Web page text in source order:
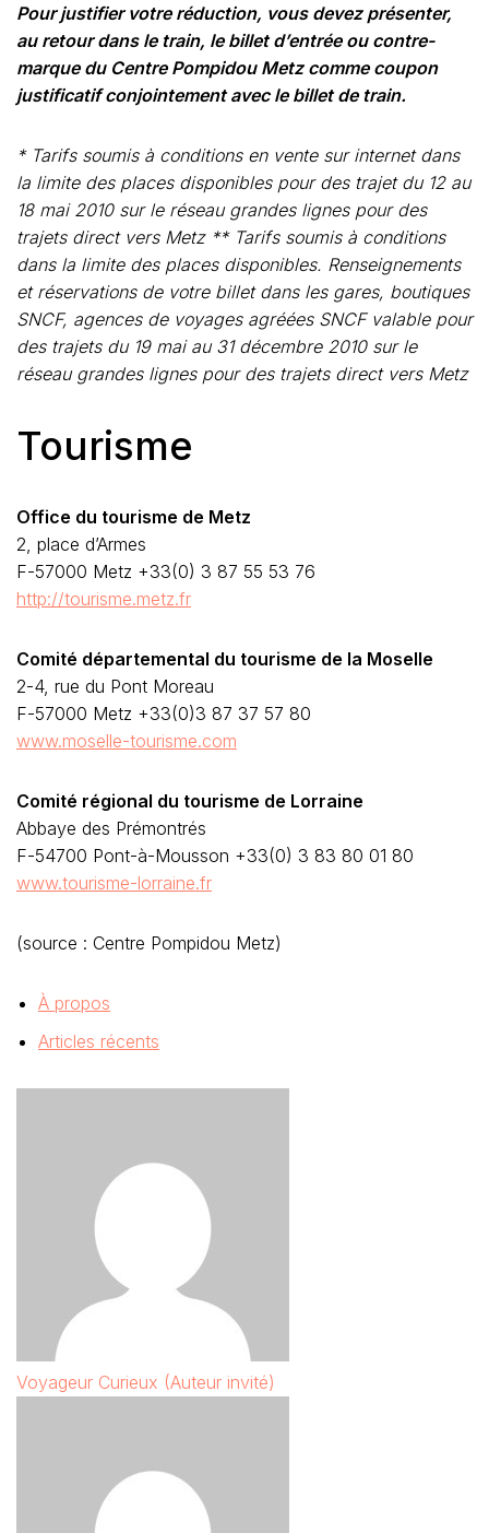
Pour justifier votre réduction, vous devez présenter,
au retour dans le train, le billet d’entrée ou contre-
marque du Centre Pompidou Metz comme coupon
justificatif conjointement avec le billet de train.
* Tarifs soumis à conditions en vente sur internet dans
la limite des places disponibles pour des trajet du 12 au
18 mai 2010 sur le réseau grandes lignes pour des
trajets direct vers Metz ** Tarifs soumis à conditions
dans la limite des places disponibles. Renseignements
et réservations de votre billet dans les gares, boutiques
SNCF, agences de voyages agréées SNCF valable pour
des trajets du 19 mai au 31 décembre 2010 sur le
réseau grandes lignes pour des trajets direct vers Metz
Tourisme
Office du tourisme de Metz
2, place d’Armes
F-57000 Metz +33(0) 3 87 55 53 76
http://tourisme.metz.fr
Comité départemental du tourisme de la Moselle
2-4, rue du Pont Moreau
F-57000 Metz +33(0)3 87 37 57 80
www.moselle-tourisme.com
Comité régional du tourisme de Lorraine
Abbaye des Prémontrés
F-54700 Pont-à-Mousson +33(0) 3 83 80 01 80
www.tourisme-lorraine.fr
(source : Centre Pompidou Metz)
À propos
Articles récents
Voyageur Curieux (Auteur invité)